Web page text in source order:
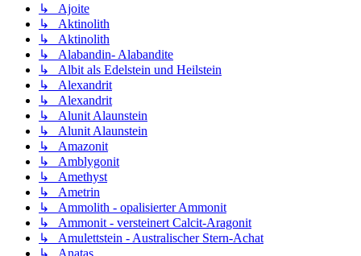
↳ Ajoite
↳ Aktinolith
↳ Aktinolith
↳ Alabandin- Alabandite
↳ Albit als Edelstein und Heilstein
↳ Alexandrit
↳ Alexandrit
↳ Alunit Alaunstein
↳ Alunit Alaunstein
↳ Amazonit
↳ Amblygonit
↳ Amethyst
↳ Ametrin
↳ Ammolith - opalisierter Ammonit
↳ Ammonit - versteinert Calcit-Aragonit
↳ Amulettstein - Australischer Stern-Achat
↳ Anatas